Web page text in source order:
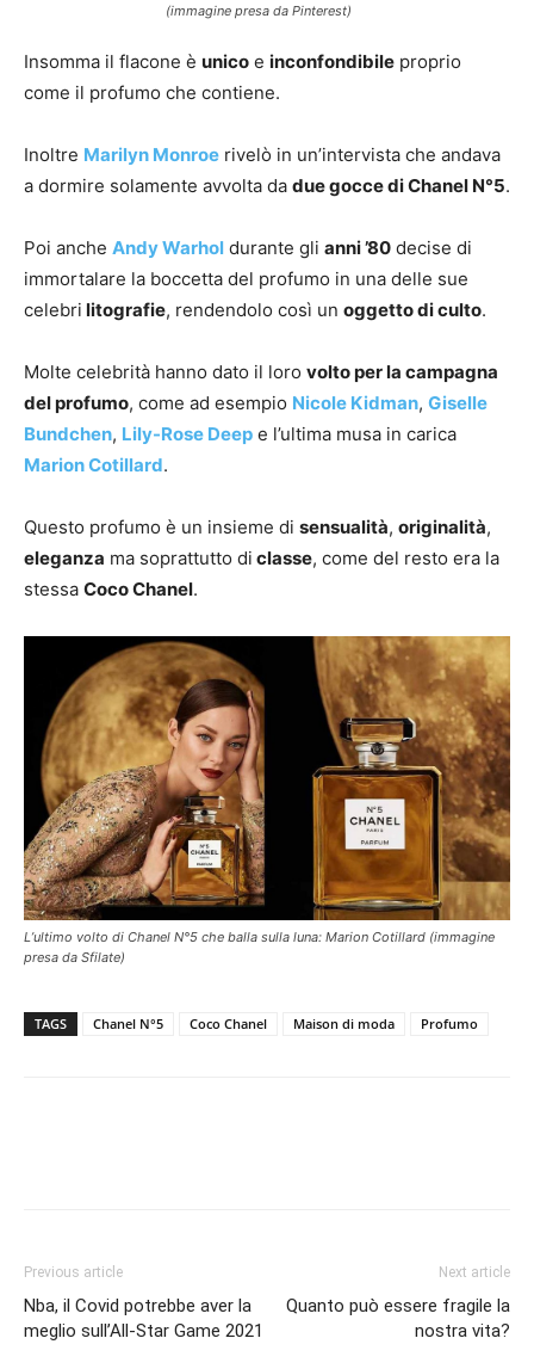
(immagine presa da Pinterest)
Insomma il flacone è unico e inconfondibile proprio
come il profumo che contiene.
Inoltre Marilyn Monroe rivelò in un’intervista che andava
a dormire solamente avvolta da due gocce di Chanel N°5.
Poi anche Andy Warhol durante gli anni ’80 decise di
immortalare la boccetta del profumo in una delle sue
celebri litografie, rendendolo così un oggetto di culto.
Molte celebrità hanno dato il loro volto per la campagna
del profumo, come ad esempio Nicole Kidman, Giselle
Bundchen, Lily-Rose Deep e l’ultima musa in carica
Marion Cotillard.
Questo profumo è un insieme di sensualità, originalità,
eleganza ma soprattutto di classe, come del resto era la
stessa Coco Chanel.
L’ultimo volto di Chanel N°5 che balla sulla luna: Marion Cotillard (immagine
presa da Sfilate)
TAGS Chanel N°5 Coco Chanel Maison di moda Profumo
Previous article
Nba, il Covid potrebbe aver la
meglio sull’All-Star Game 2021
Next article
Quanto può essere fragile la
nostra vita?